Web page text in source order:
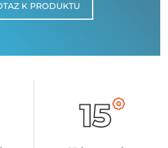
K PRODUKTU